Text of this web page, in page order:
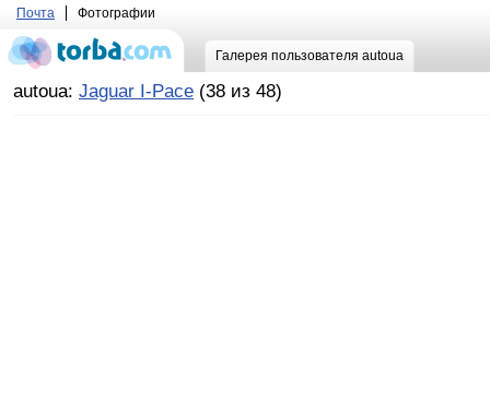
Почта Фотографии
Галерея пользователя autoua
autoua: Jaguar I-Pace (38 из 48)